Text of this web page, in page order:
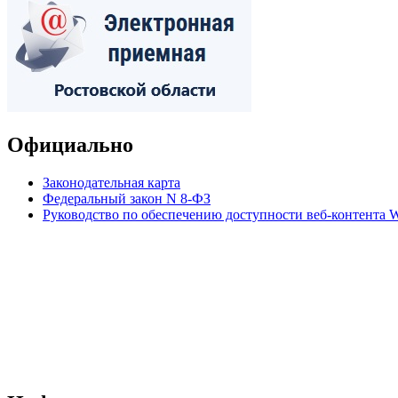
Официально
Законодательная карта
Федеральный закон N 8-ФЗ
Руководство по обеспечению доступности веб-контента